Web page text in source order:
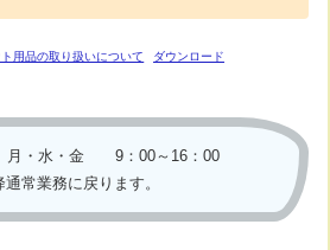
用品の取り扱いについて ダウンロード
・水・金 9：00～16：00
常業務に戻ります。